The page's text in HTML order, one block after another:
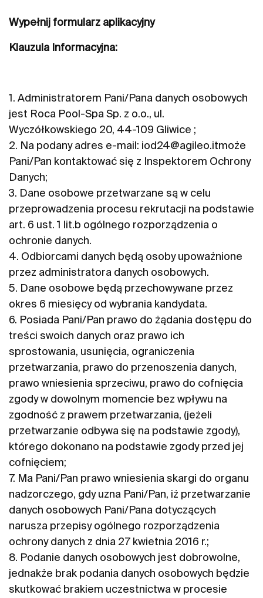
Wypełnij formularz aplikacyjny
Klauzula Informacyjna:
1. Administratorem Pani/Pana danych osobowych
jest Roca Pool-Spa Sp. z o.o., ul.
Wyczółkowskiego 20, 44-109 Gliwice ;
2. Na podany adres e-mail: iod24@agileo.itmoże
Pani/Pan kontaktować się z Inspektorem Ochrony
Danych;
3. Dane osobowe przetwarzane są w celu
przeprowadzenia procesu rekrutacji na podstawie
art. 6 ust. 1 lit.b ogólnego rozporządzenia o
ochronie danych.
4. Odbiorcami danych będą osoby upoważnione
przez administratora danych osobowych.
5. Dane osobowe będą przechowywane przez
okres 6 miesięcy od wybrania kandydata.
6. Posiada Pani/Pan prawo do żądania dostępu do
treści swoich danych oraz prawo ich
sprostowania, usunięcia, ograniczenia
przetwarzania, prawo do przenoszenia danych,
prawo wniesienia sprzeciwu, prawo do cofnięcia
zgody w dowolnym momencie bez wpływu na
zgodność z prawem przetwarzania, (jeżeli
przetwarzanie odbywa się na podstawie zgody),
którego dokonano na podstawie zgody przed jej
cofnięciem;
7. Ma Pani/Pan prawo wniesienia skargi do organu
nadzorczego, gdy uzna Pani/Pan, iż przetwarzanie
danych osobowych Pani/Pana dotyczących
narusza przepisy ogólnego rozporządzenia
ochrony danych z dnia 27 kwietnia 2016 r.;
8. Podanie danych osobowych jest dobrowolne,
jednakże brak podania danych osobowych będzie
skutkować brakiem uczestnictwa w procesie